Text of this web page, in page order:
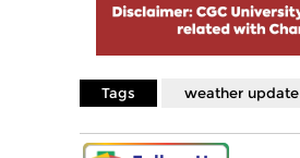
Tags weather update